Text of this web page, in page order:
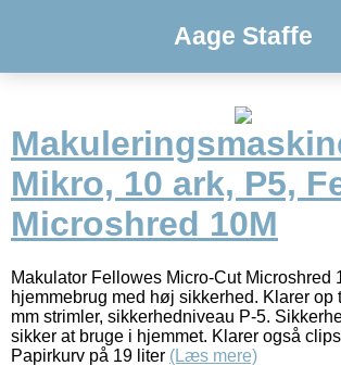
Aage Staffe
Mikro, 10 ark, P5,
Microshred 10M
Makulator Fellowes Micro-Cut Microshred
hjemmebrug med høj sikkerhed. Klarer op
mm strimler, sikkerhedniveau P-5.
sikker at bruge i hjemmet. Klarer også
Papirkurv på 19 liter (Læs mere)